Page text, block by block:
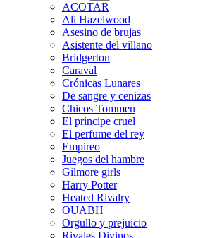
ACOTAR
Ali Hazelwood
Asesino de brujas
Asistente del villano
Bridgerton
Caraval
Crónicas Lunares
De sangre y cenizas
Chicos Tommen
El príncipe cruel
El perfume del rey
Empireo
Juegos del hambre
Gilmore girls
Harry Potter
Heated Rivalry
OUABH
Orgullo y prejuicio
Rivales Divinos